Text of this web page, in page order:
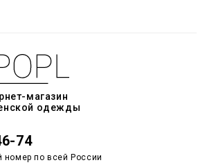
магазин
одежды
74
номер по всей России